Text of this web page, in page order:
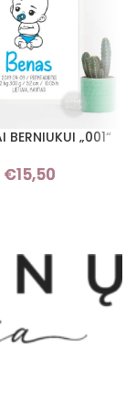
BERNIUKUI „001“
€15,50